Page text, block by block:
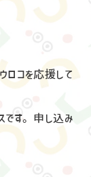
ロコを応援して
です。申し込み